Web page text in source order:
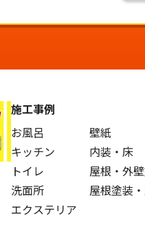
施工事例
お風呂
壁紙
キッチン
内装・床
トイレ
屋根・外
洗面所
屋根塗装
エクステリア